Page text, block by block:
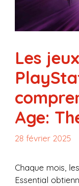
Les
Age:
28 février 2025
Chaque mois,
Essential